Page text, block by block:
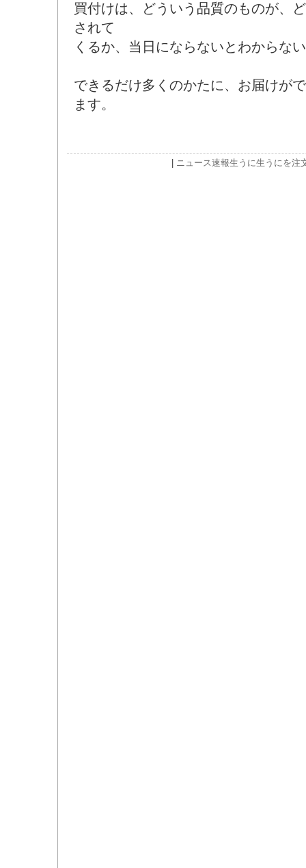
買付けは、どういう品質のものが、
されて
くるか、当日にならないとわからな
できるだけ多くのかたに、お届けが
ます。
ニュース速報生うに生うにを注